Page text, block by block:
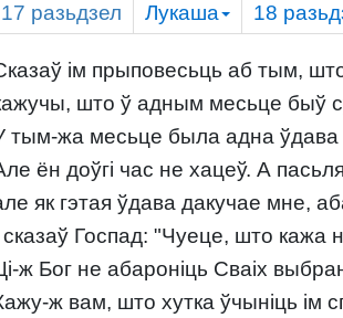
17 разьдзел Лукаша 18
ім прыповесьць аб тым,
што ў адным месьце быў
тым-жа месьце была адна ўдава
ён доўгі час не хацеў. А
як гэтая ўдава дакучае мне,
сказаў Госпад: "Чуеце, што кажа
ж Бог не абароніць Сваіх
ж вам, што хутка ўчыніць ім